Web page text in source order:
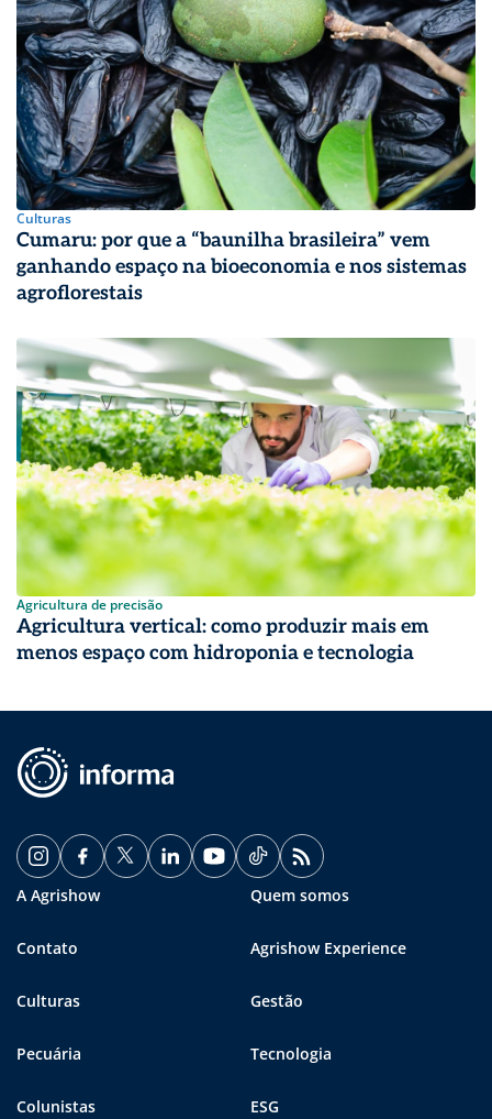
Culturas
Cumaru: por que a “baunilha brasileira” vem
ganhando espaço na bioeconomia e nos sistemas
agroflorestais
Agricultura de precisão
Agricultura vertical: como produzir mais em
menos espaço com hidroponia e tecnologia
A Agrishow Quem somos
Contato Agrishow Experience
Culturas Gestão
Pecuária Tecnologia
Colunistas ESG